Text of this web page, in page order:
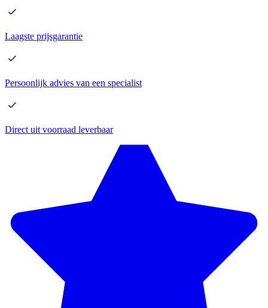
Laagste prijsgarantie
Persoonlijk advies van een specialist
Direct uit voorraad leverbaar